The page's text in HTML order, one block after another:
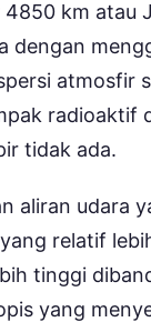
4850 km atau
dengan
atmosfir
radioaktif
tidak ada.
aliran udara
relatif
tinggi
yang